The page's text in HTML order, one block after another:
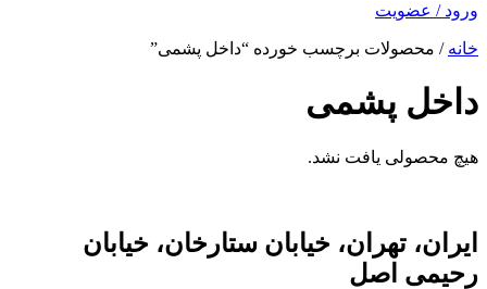
ورود / عضویت
خانه / محصولات برچسب خورده “داخل پشمی”
داخل پشمی
هیچ محصولی یافت نشد.
ایران، تهران، خیابان ستارخان، خیابان
رحیمی اصل